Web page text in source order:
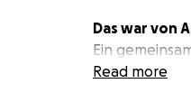
Das war von
Ein
Damit ihre
Read more